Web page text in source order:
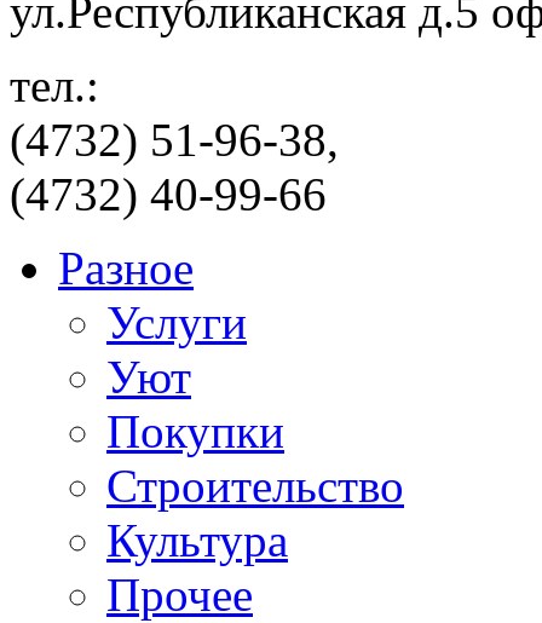
ул.Республиканская д.5
тел.:
(4732) 51-96-38,
(4732) 40-99-66
Разное
Услуги
Уют
Покупки
Строительство
Культура
Прочее